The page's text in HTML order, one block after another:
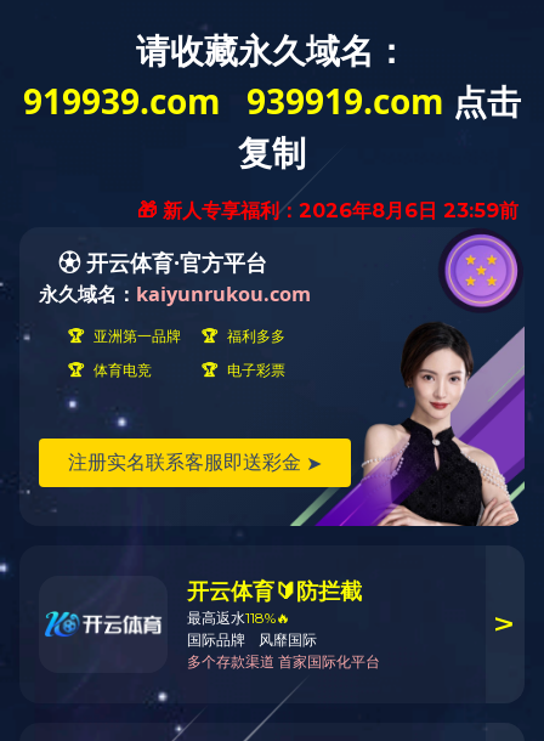
规划设计 居住球王会体育在线 商业球王会体育